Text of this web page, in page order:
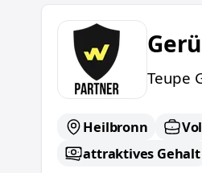
Gerüstbauer (m/w/d)
Teupe
Heilbronn
attraktives Gehalt